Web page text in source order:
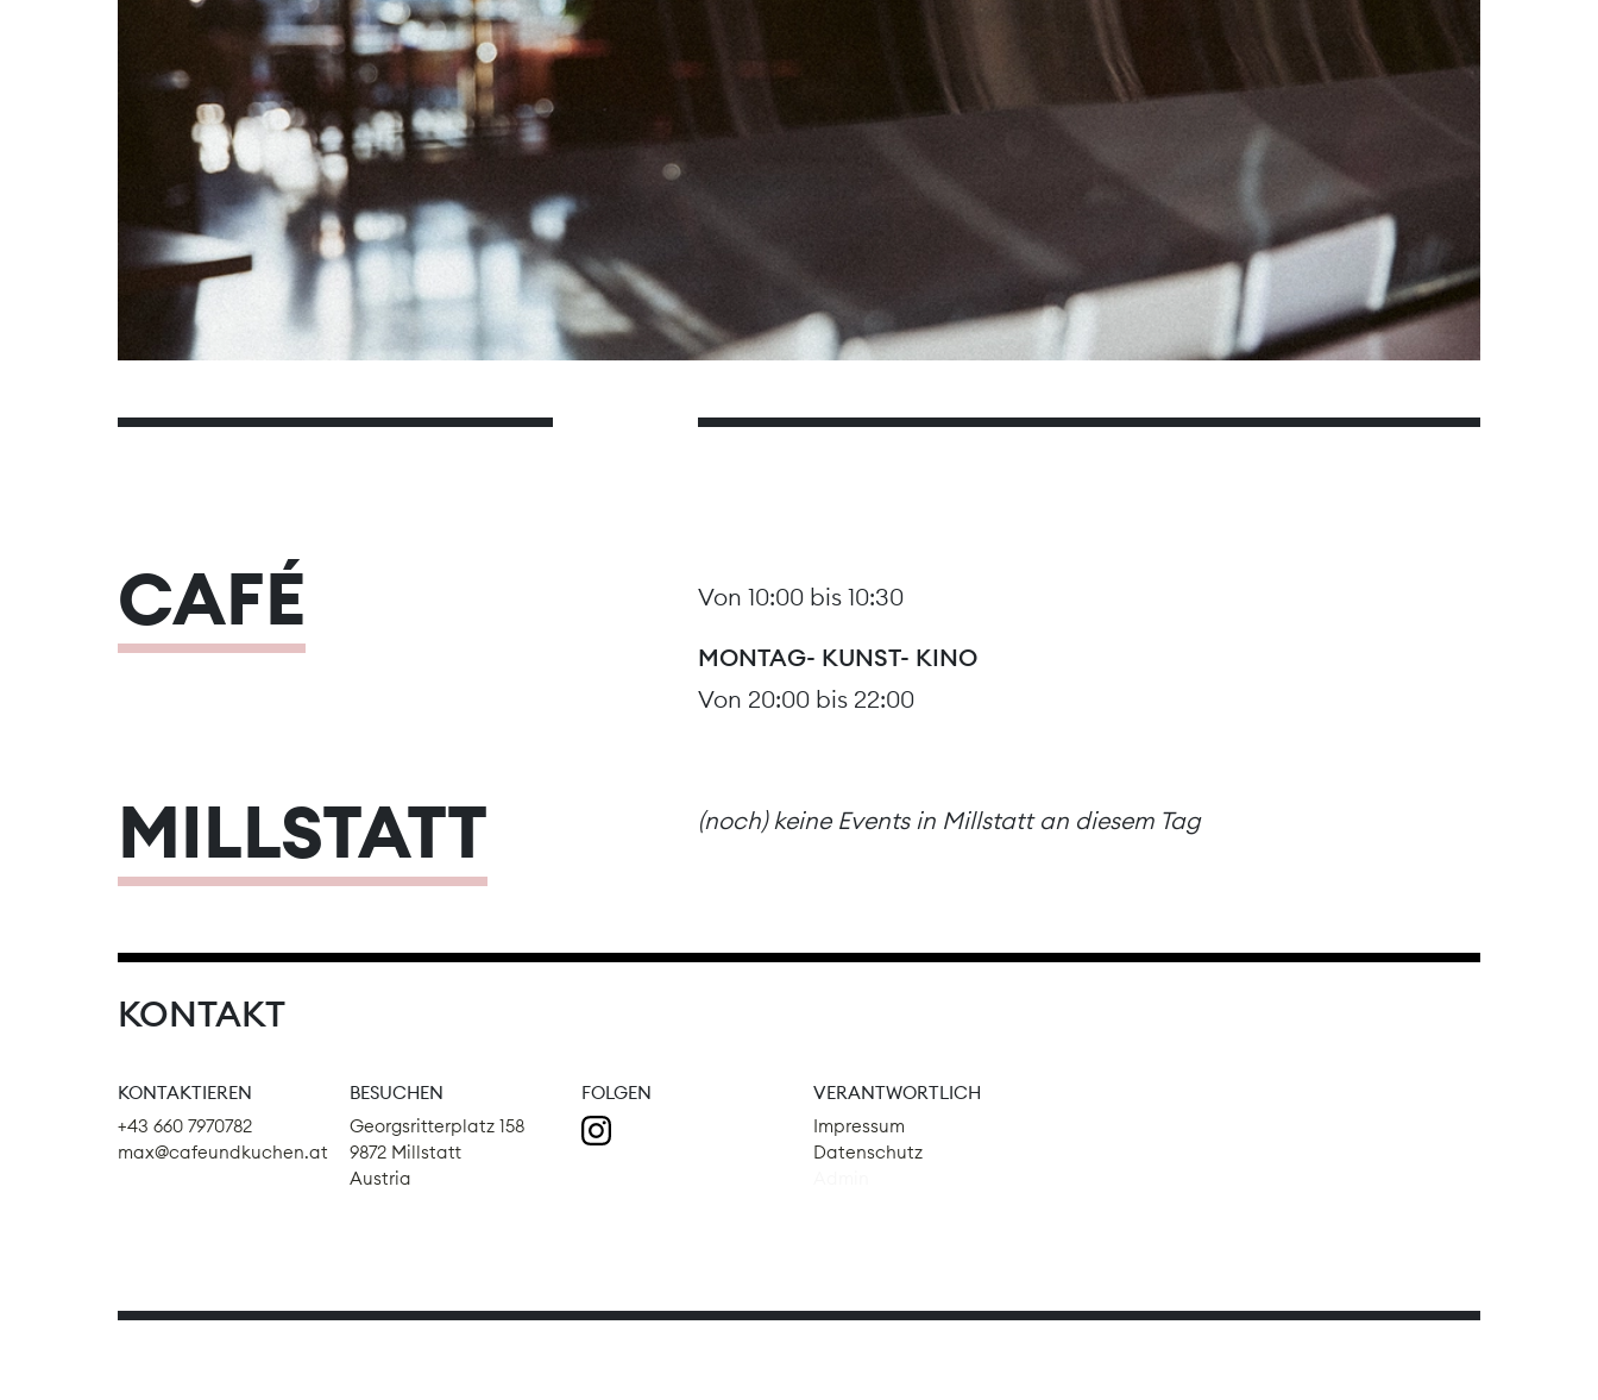
22
23 24 26
28
29
30
CAFÉ Von 10:00 bis 10:30
MONTAG- KUNST- KINO
Von 20:00 bis 22:00
MILLSTATT (noch) keine Events in Millstatt an diesem Tag
KONTAKT
KONTAKTIEREN
+43 660 7970782
max@cafeundkuchen.at
BESUCHEN
Georgsritterplatz 158
9872 Millstatt
Austria
FOLGEN
VERANTWORTLICH
Impressum
Datenschutz